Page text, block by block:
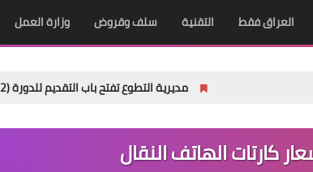
العراق فقط التقنية سلف وقروض وزارة العمل
مديرية التطوع تفتح باب التقديم للدورة (32) للمعهد العالي للتطوير الأمني والإداري
كارتات الهاتف النقال